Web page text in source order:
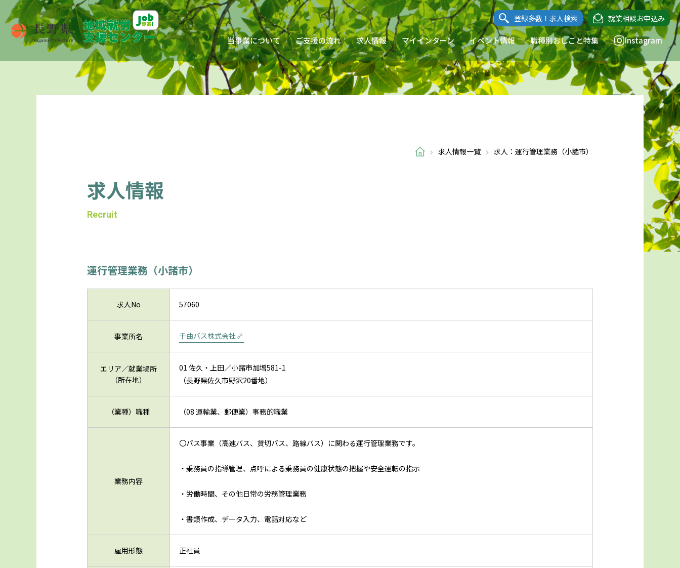
登録多数！求人検索 就業相談お申込み
当事業について ご支援の流れ 求人情報 マイインターン イベント情報 職種別おしごと特集 Instagram
求人情報一覧 求人：運行管理業務（小諸市）
求人情報
Recruit
運行管理業務（小諸市）
求人No 57060
事業所名 千曲バス株式会社
エリア／就業場所
（所在地）
01 佐久・上田／小諸市加増581-1
（長野県佐久市野沢20番地）
（業種）職種 （08 運輸業、郵便業）事務的職業
業務内容
〇バス事業（高速バス、貸切バス、路線バス）に関わる運行管理業務です。
・乗務員の指導管理、点呼による乗務員の健康状態の把握や安全運転の指示
・労働時間、その他日常の労務管理業務
・書類作成、データ入力、電話対応など
雇用形態 正社員